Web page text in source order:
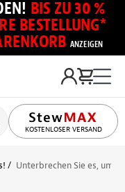
BIS ZU 30 %
BESTELLUNG*
ANZEIGEN
KOSTENLOSER VERSAND
Unterbrechen Sie es, um